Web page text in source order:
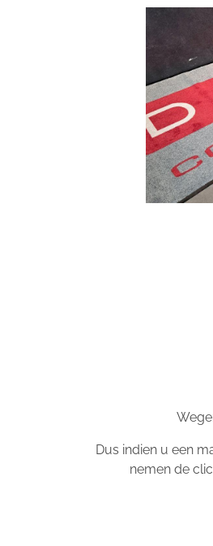
Dus indien u een
nemen de